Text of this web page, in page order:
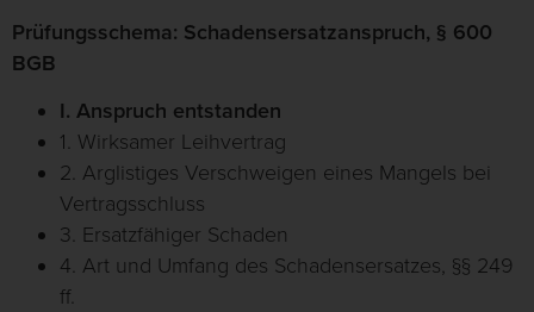
Prüfungsschema: Schadensersatzanspruch, § 600
BGB
I. Anspruch entstanden
1. Wirksamer Leihvertrag
2. Arglistiges Verschweigen eines Mangels bei
Vertragsschluss
3. Ersatzfähiger Schaden
4. Art und Umfang des Schadensersatzes, §§ 249
ff.